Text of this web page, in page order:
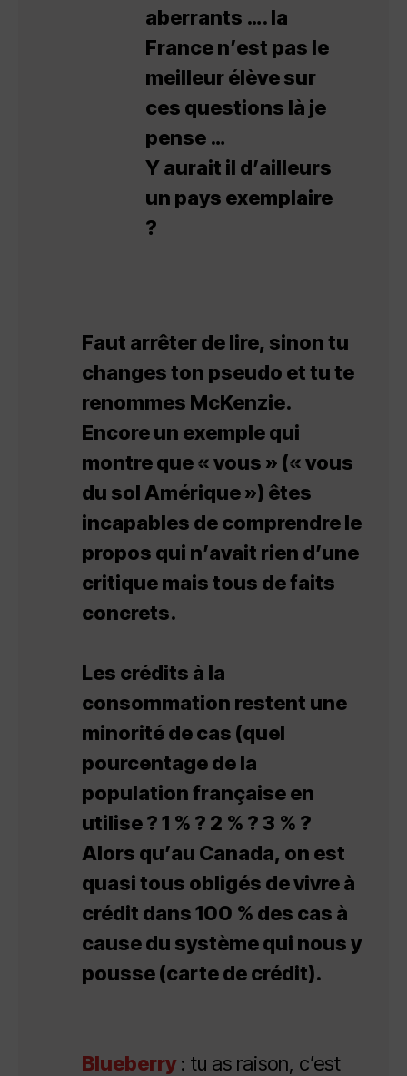
aberrants …. la
France n’est pas le
meilleur élève sur
ces questions là je
pense …
Y aurait il d’ailleurs
un pays exemplaire
?
Faut arrêter de lire, sinon tu
changes ton pseudo et tu te
renommes McKenzie.
Encore un exemple qui
montre que « vous » (« vous
du sol Amérique ») êtes
incapables de comprendre le
propos qui n’avait rien d’une
critique mais tous de faits
concrets.
Les crédits à la
consommation restent une
minorité de cas (quel
pourcentage de la
population française en
utilise ? 1 % ? 2 % ? 3 % ?
Alors qu’au Canada, on est
quasi tous obligés de vivre à
crédit dans 100 % des cas à
cause du système qui nous y
pousse (carte de crédit).
Blueberry : tu as raison, c’est